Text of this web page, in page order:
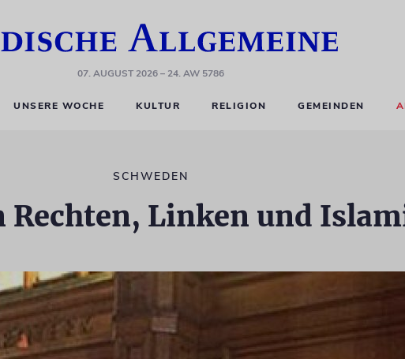
07. AUGUST 2026– 24. AW 5786
UNSERE WOCHE KULTUR RELIGION GEMEINDEN
SCHWEDEN
Rechten, Linken und